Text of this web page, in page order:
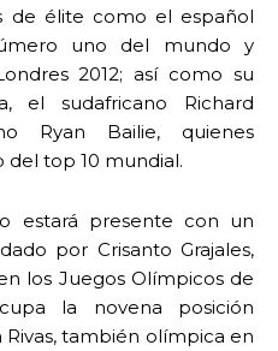
de élite como el español
uno del mundo y
2012; así como su
el sudafricano Richard
Ryan Bailie, quienes
top 10 mundial.
estará presente con un
por Crisanto Grajales,
los Juegos Olímpicos de
la novena posición
también olímpica en